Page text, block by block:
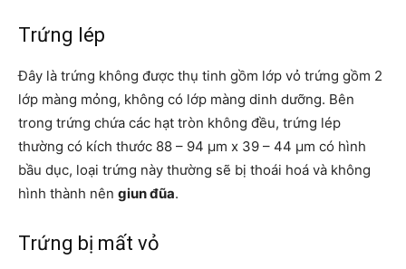
Trứng lép
Đây là trứng không được thụ tinh gồm lớp vỏ trứng gồm 2
lớp màng mỏng, không có lớp màng dinh dưỡng. Bên
trong trứng chứa các hạt tròn không đều, trứng lép
thường có kích thước 88 – 94 µm x 39 – 44 µm có hình
bầu dục, loại trứng này thường sẽ bị thoái hoá và không
hình thành nên giun đũa.
Trứng bị mất vỏ